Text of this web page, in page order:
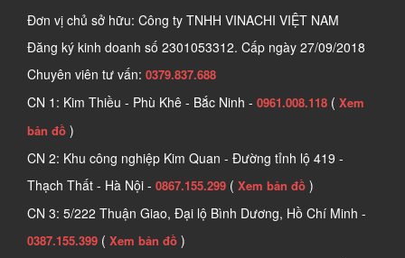
Đơn vị chủ sở hữu: Công ty TNHH VINACHI VIỆT NAM
Đăng ký kinh doanh số 2301053312. Cấp ngày 27/09/2018
Chuyên viên tư vấn: 0379.837.688
CN 1: Kim Thiều - Phù Khê - Bắc Ninh - 0961.008.118 ( Xem
bản đồ )
CN 2: Khu công nghiệp Kim Quan - Đường tỉnh lộ 419 -
Thạch Thất - Hà Nội - 0867.155.299 ( Xem bản đồ )
CN 3: 5/222 Thuận Giao, Đại lộ Bình Dương, Hồ Chí Minh -
0387.155.399 ( Xem bản đồ )